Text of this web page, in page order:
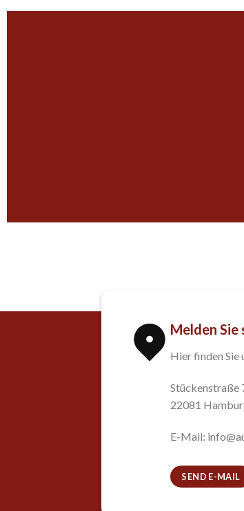
Melden Sie
Hier finden Sie
Stückenstraße
22081
E-Mail:
SEND E-MAIL